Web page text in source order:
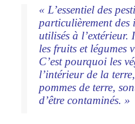
« L’essentiel des
particulièrement des
utilisés à l’extérieur.
les fruits et légumes
C’est pourquoi les
l’intérieur de la
pommes de terre,
d’être contaminés. »